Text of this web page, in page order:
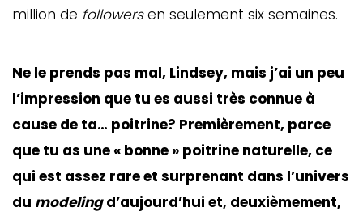
million de followersen seulement six semaines.
Ne le prends pas mal, Lindsey, mais j’ai un peu
l’impression que tu es aussi très connue à
cause de ta… poitrine? Premièrement, parce
que tu as une « bonne » poitrine naturelle, ce
qui est assez rare et surprenant dans l’univers
du modelingd’aujourd’hui et, deuxièmement,